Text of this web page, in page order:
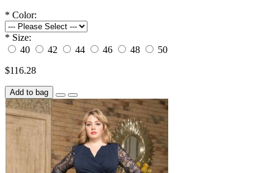
* Color:
* Size:
40
42 44 46 48
50
$116.28
Add to bag